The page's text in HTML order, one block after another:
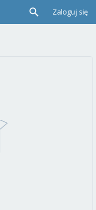
Zaloguj się